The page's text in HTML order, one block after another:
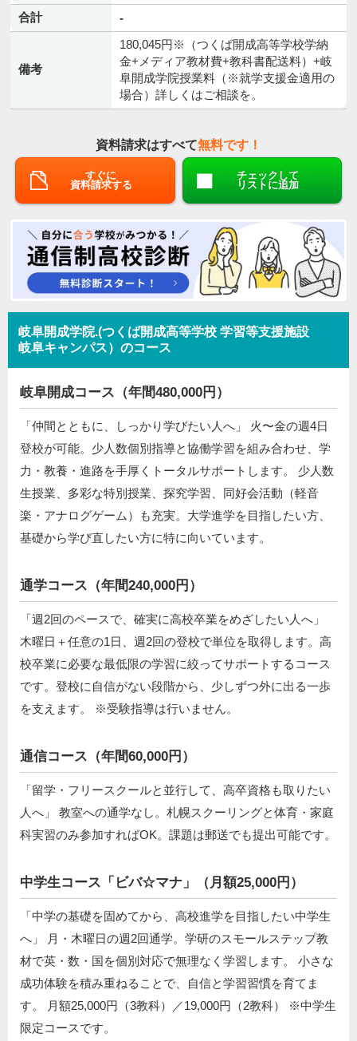
合計
-
備考
180,045円※（つくば開成高等学校学納
金+メディア教材費+教科書配送料）+岐
阜開成学院授業料（※就学支援金適用の
場合）詳しくはご相談を。
資料請求はすべて無料です！
すぐに
資料請求する
チェックして
リストに追加
岐阜開成学院.(つくば開成高等学校 学習等支援施設
岐阜キャンパス）のコース
岐阜開成コース（年間480,000円）
「仲間とともに、しっかり学びたい人へ」 火〜金の週4日
登校が可能。少人数個別指導と協働学習を組み合わせ、学
力・教養・進路を手厚くトータルサポートします。 少人数
生授業、多彩な特別授業、探究学習、同好会活動（軽音
楽・アナログゲーム）も充実。大学進学を目指したい方、
基礎から学び直したい方に特に向いています。
通学コース（年間240,000円）
「週2回のペースで、確実に高校卒業をめざしたい人へ」
木曜日＋任意の1日、週2回の登校で単位を取得します。高
校卒業に必要な最低限の学習に絞ってサポートするコース
です。登校に自信がない段階から、少しずつ外に出る一歩
を支えます。 ※受験指導は行いません。
通信コース（年間60,000円）
「留学・フリースクールと並行して、高卒資格も取りたい
人へ」 教室への通学なし。札幌スクーリングと体育・家庭
科実習のみ参加すればOK。課題は郵送でも提出可能です。
中学生コース「ビバ☆マナ」（月額25,000円）
「中学の基礎を固めてから、高校進学を目指したい中学生
へ」 月・木曜日の週2回通学。学研のスモールステップ教
材で英・数・国を個別対応で無理なく学習します。 小さな
成功体験を積み重ねることで、自信と学習習慣を育てま
す。 月額25,000円（3教科）／19,000円（2教科） ※中学生
限定コースです。